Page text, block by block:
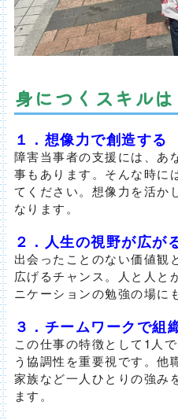
身につくスキルは
１．想像力で創造する
障害当事者の支援には、あ
事もあります。そんな時に
てください。想像力を活か
なります。
２．人生の視野が広が
出会ったことのない価値観
広げるチャンス。人と人と
ニケーションの勉強の場に
３．チームワークで組
この仕事の特徴として1人
う協調性を重要視です。他
家族など一人ひとりの強み
ます。